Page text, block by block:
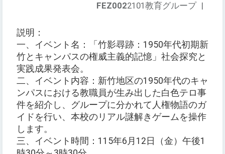
FEZ0022101教育グループ |
説明：
一、イベント名：「竹影尋跡：1950年代初期新
竹とキャンパスの権威主義的記憶」社会探究と
実践成果発表会。
二、イベント内容：新竹地区の1950年代のキャ
ンパスにおける教職員が生み出した白色テロ事
件を紹介し、グループに分かれて人権物語のガ
イドを行い、本校のリアル謎解きゲームを操作
します。
三、イベント時間：115年6月12日（金）午後1